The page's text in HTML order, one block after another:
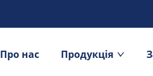
Про нас Продукція